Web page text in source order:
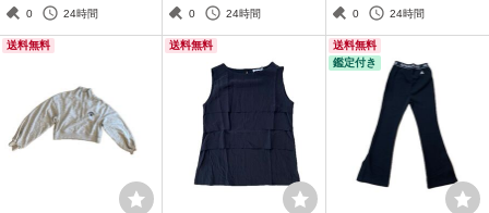
グ付き Ｓサイズ 綿１
0
24時間
ス 七分袖 レース リボン
22,000円＋税
0
24時間
ク Ｓサイズ 綿１０
0
24時間
送料無料 送料無料
送料無料
鑑定付き